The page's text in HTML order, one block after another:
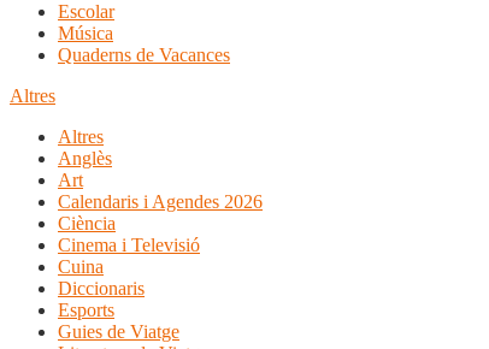
Escolar
Música
Quaderns de Vacances
Altres
Altres
Anglès
Art
Calendaris i Agendes 2026
Ciència
Cinema i Televisió
Cuina
Diccionaris
Esports
Guies de Viatge